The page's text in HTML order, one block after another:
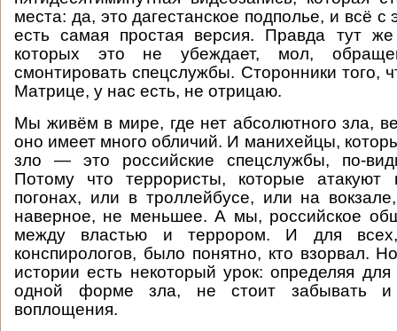
места: да, это дагестанское подполье, и всё с
есть самая простая версия. Правда тут же
которых это не убеждает, мол,
смонтировать спецслужбы. Сторонники того,
Матрице, у нас есть, не отрицаю.
Мы живём в мире, где нет абсолютного зла,
оно имеет много обличий. И манихейцы,
зло — это российские спецслужбы, по-
Потому что террористы, которые
погонах, или в троллейбусе, или на
наверное, не меньшее. А мы, российское
между властью и террором. И для
конспирологов, было понятно, кто взорвал.
истории есть некоторый урок: определяя
одной форме зла, не стоит забывать
воплощения.